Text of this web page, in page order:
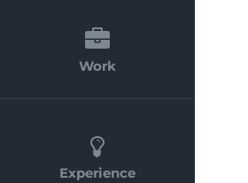
Work
Experience